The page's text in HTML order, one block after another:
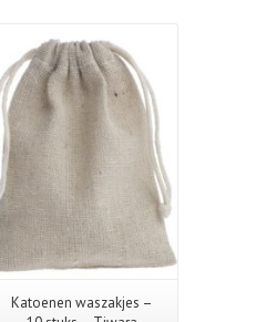
Katoenen waszakjes –